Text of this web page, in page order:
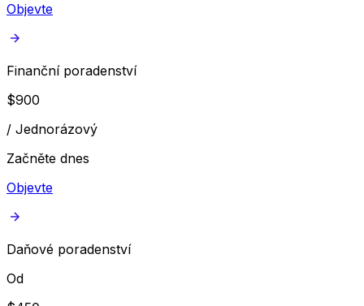
Objevte
Finanční poradenství
$900
/ Jednorázový
Začněte dnes
Objevte
Daňové poradenství
Od